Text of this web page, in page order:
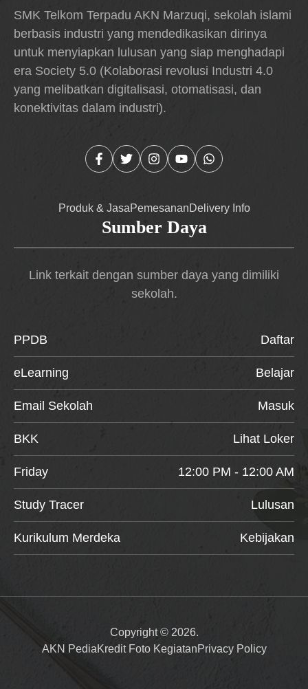
SMK Telkom Terpadu AKN Marzuqi, sekolah islami
berbasis industri yang mendedikasikan dirinya
untuk menyiapkan lulusan yang siap menghadapi
era Society 5.0 (Kolaborasi revolusi Industri 4.0
yang melibatkan digitalisasi, otomatisasi, dan
konektivitas dalam industri).
Produk & JasaPemesananDelivery Info
Sumber Daya
Link terkait dengan sumber daya yang dimiliki
sekolah.
PPDB Daftar
eLearning Belajar
Email Sekolah Masuk
BKK Lihat Loker
Friday 12:00 PM - 12:00 AM
Study Tracer Lulusan
Kurikulum Merdeka Kebijakan
Copyright © 2026.
AKN PediaKredit Foto KegiatanPrivacy Policy